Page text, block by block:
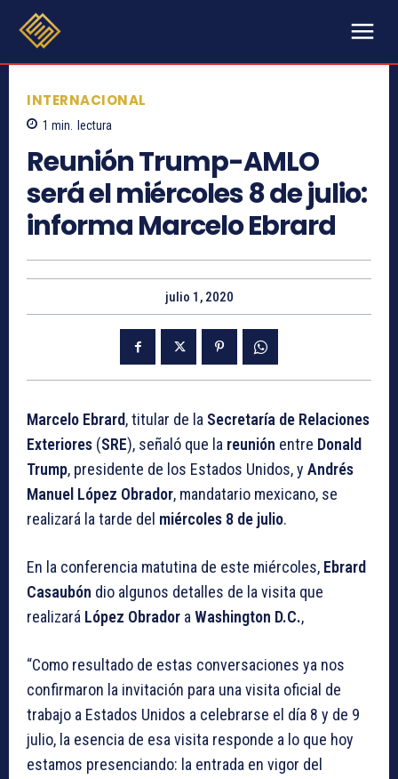
INTERNACIONAL
1 min. lectura
Reunión Trump-AMLO
será el miércoles 8 de julio:
informa Marcelo Ebrard
julio 1, 2020
Marcelo Ebrard, titular de la Secretaría de Relaciones
Exteriores (SRE), señaló que la reunión entre Donald
Trump, presidente de los Estados Unidos, y Andrés
Manuel López Obrador, mandatario mexicano, se
realizará la tarde del miércoles 8 de julio.
En la conferencia matutina de este miércoles, Ebrard
Casaubón dio algunos detalles de la visita que
realizará López Obrador a Washington D.C.,
“Como resultado de estas conversaciones ya nos
confirmaron la invitación para una visita oficial de
trabajo a Estados Unidos a celebrarse el día 8 y de 9
julio, la esencia de esa visita responde a lo que hoy
estamos presenciando: la entrada en vigor del